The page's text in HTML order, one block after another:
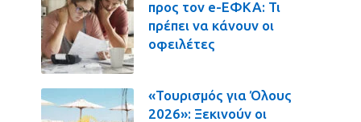
προς τον e-ΕΦΚΑ: Τι
πρέπει να κάνουν οι
οφειλέτες
«Τουρισμός για Όλους
2026»: Ξεκινούν οι